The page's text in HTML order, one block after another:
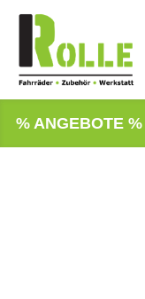
% ANGEBOTE %